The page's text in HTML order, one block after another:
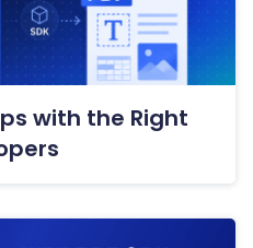
with the Right